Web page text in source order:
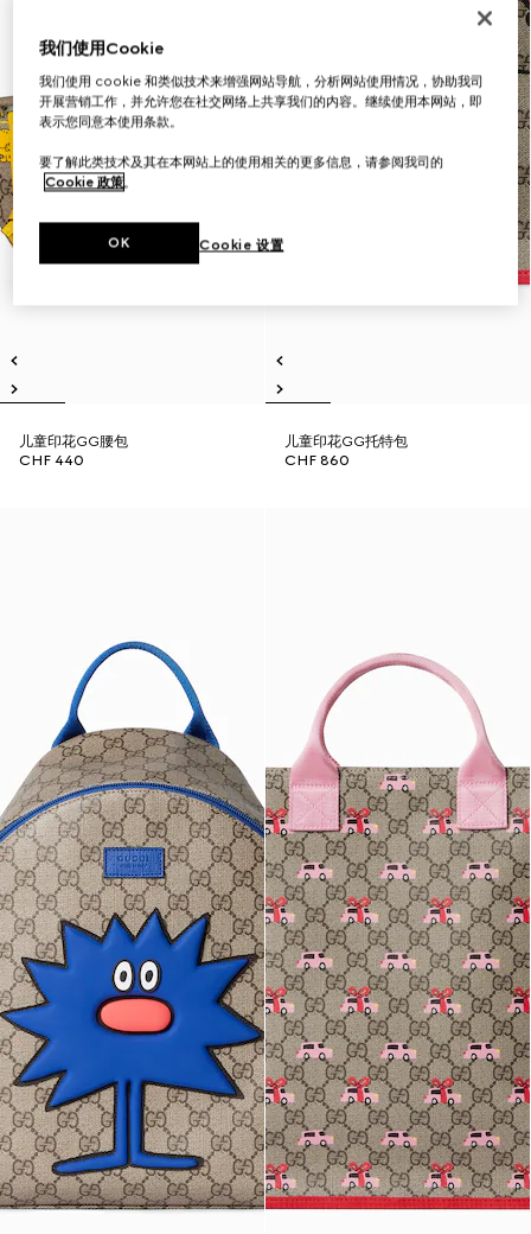
儿童印花GG腰包
CHF 440
儿童印花GG托特包
CHF 860
我们使用Cookie
我们使用 cookie 和类似技术来增强网站导航，分析网站使用情况，协助我司
开展营销工作，并允许您在社交网络上共享我们的内容。继续使用本网站，即
表示您同意本使用条款。
要了解此类技术及其在本网站上的使用相关的更多信息，请参阅我司的
Cookie 政策。
Cookie 设置
OK